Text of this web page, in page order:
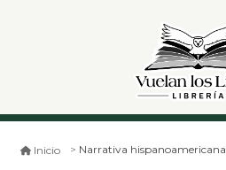
Inicio Narrativa hispanoamericana